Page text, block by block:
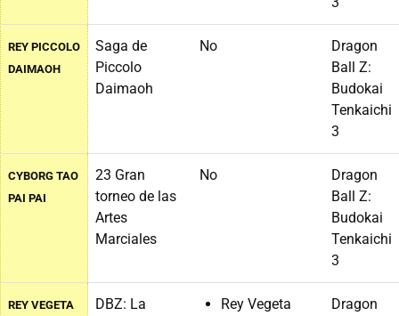
REY PICCOLO
DAIMAOH
Saga de
Piccolo
Daimaoh
No
Dragon
Ball Z:
Budokai
Tenkaichi
3
CYBORG TAO
PAI PAI
23 Gran
torneo de las
Artes
Marciales
No
Dragon
Ball Z:
Budokai
Tenkaichi
3
REY VEGETA
DBZ: La
Rey Vegeta
Dragon